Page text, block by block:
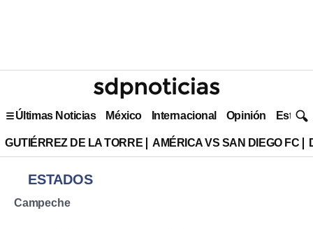
Últimas Noticias México Internacional Opinión Estilo
GUTIÉRREZ DE LA TORRE AMÉRICA VS SAN DIEGO FC
ESTADOS
Campeche